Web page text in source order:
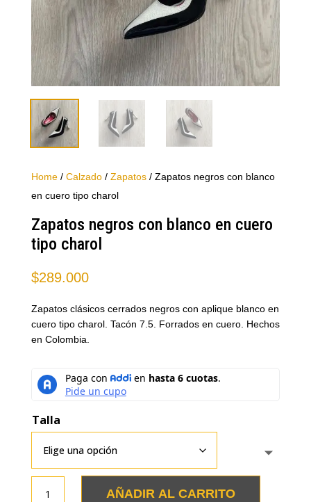
Home/ Calzado/ Zapatos/ Zapatos negros con blanco
en cuero tipo charol
Zapatos negros con blanco en cuero
tipo charol
$289.000
Zapatos clásicos cerrados negros con aplique blanco en
cuero tipo charol. Tacón 7.5. Forrados en cuero. Hechos
en Colombia.
Talla
AÑADIR AL CARRITO